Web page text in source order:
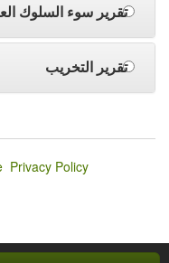
تقرير سوء السلوك
تقرير التخريب
Privacy Policy